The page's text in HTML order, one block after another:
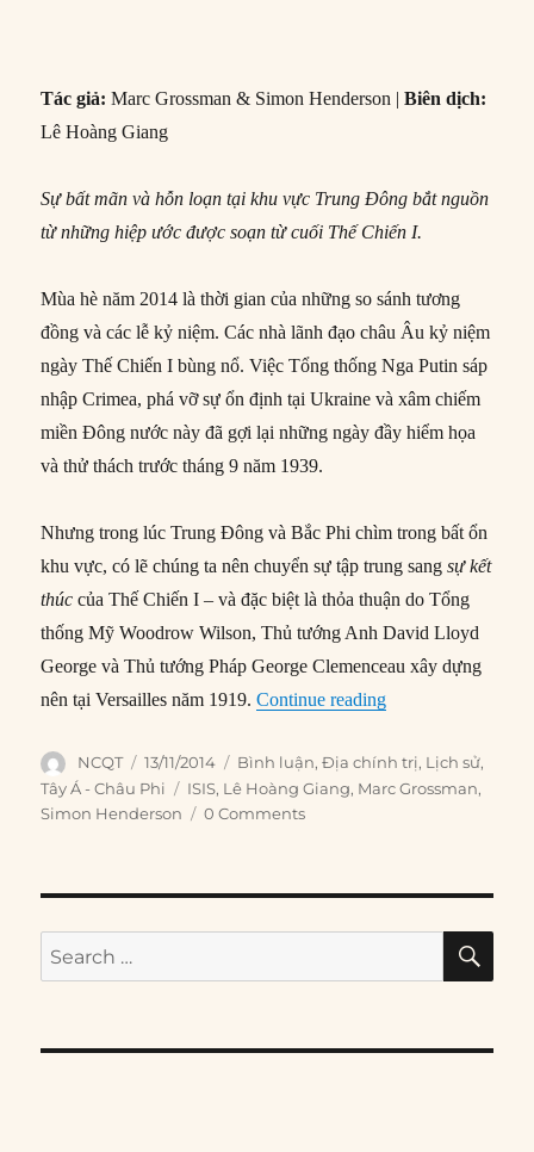
Tác giả: Marc Grossman & Simon Henderson |Biên dịch:
Lê Hoàng Giang
Sự bất mãn và hỗn loạn tại khu vực Trung Đông bắt nguồn
từ những hiệp ước được soạn từ cuối Thế Chiến I.
Mùa hè năm 2014 là thời gian của những so sánh tương
đồng và các lễ kỷ niệm. Các nhà lãnh đạo châu Âu kỷ niệm
ngày Thế Chiến I bùng nổ. Việc Tổng thống Nga Putin sáp
nhập Crimea, phá vỡ sự ổn định tại Ukraine và xâm chiếm
miền Đông nước này đã gợi lại những ngày đầy hiểm họa
và thử thách trước tháng 9 năm 1939.
Nhưng trong lúc Trung Đông và Bắc Phi chìm trong bất ổn
khu vực, có lẽ chúng ta nên chuyển sự tập trung sangsự kết
thúccủa Thế Chiến I – và đặc biệt là thỏa thuận do Tổng
thống Mỹ Woodrow Wilson, Thủ tướng Anh David Lloyd
George và Thủ tướng Pháp George Clemenceau xây dựng
nên tại Versailles năm 1919.Continue reading“Bài học từ Hòa
Author
NCQT
Posted
on
13/11/2014 Categories
Bình luận,Địa chính trị, Lịch sử,
Tây Á - Châu Phi
Tags
ISIS, Lê Hoàng Giang, Marc Grossman,
Simon Henderson
0 Comments
Search
for: